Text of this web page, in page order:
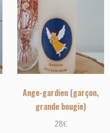
Ange-gardien (garçon,
grande bougie)
28€